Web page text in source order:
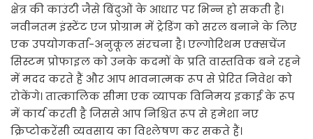
क्षेत्र की काउंटी जैसे बिंदुओं के आधार पर भिन्न हो सकती है।
नवीनतम इंस्टेंट एज प्रोग्राम में ट्रेडिंग को सरल बनाने के लिए
एक उपयोगकर्ता-अनुकूल संरचना है। एल्गोरिथम एक्सचेंज
सिस्टम प्रोफाइल को उनके कदमों के प्रति वास्तविक बने रहने
में मदद करते हैं और आप भावनात्मक रूप से प्रेरित निवेश को
रोकेंगे। तात्कालिक सीमा एक व्यापक विनिमय इकाई के रूप
में कार्य करती है जिससे आप निश्चित रूप से हमेशा नए
क्रिप्टोकरेंसी व्यवसाय का विश्लेषण कर सकते हैं।